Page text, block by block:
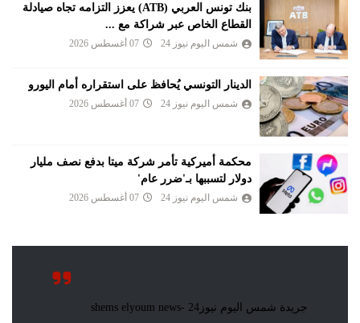
بنك تونس العربي (ATB) يعزز التزامه تجاه صيادلة
القطاع الخاص عبر شراكة مع ...
شمس اليوم نيوز 24 07 أغسطس 2026
الدينار التونسي يُحافظ على استقراره أمام اليورو
شمس اليوم نيوز 24 07 أغسطس 2026
محكمة أميركية تأمر شركة ميتا بدفع نصف مليار
دولار لتسببها بـ'ضرر عام'
شمس اليوم نيوز 24 07 أغسطس 2026